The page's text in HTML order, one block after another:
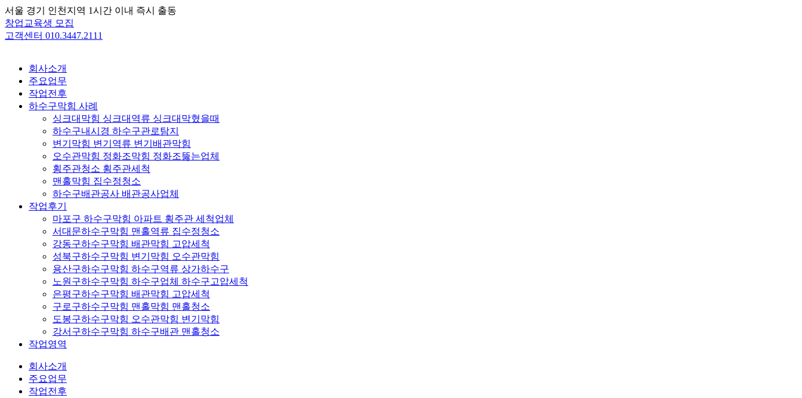
Skip
to
content
서울 경기 인천지역 1시간 이내 즉시 출동
창업교육생 모집
고객센터 010.3447.2111
회사소개
주요업무
작업전후
하수구막힘 사례
싱크대막힘 싱크대역류 싱크대막혔을때
하수구내시경 하수구관로탐지
변기막힘 변기역류 변기배관막힘
오수관막힘 정화조막힘 정화조뚫는업체
횡주관청소 횡주관세척
맨홀막힘 집수정청소
하수구배관공사 배관공사업체
작업후기
마포구 하수구막힘 아파트 횡주관 세척업체
서대문하수구막힘 맨홀역류 집수정청소
강동구하수구막힘 배관막힘 고압세척
성북구하수구막힘 변기막힘 오수관막힘
용산구하수구막힘 하수구역류 상가하수구
노원구하수구막힘 하수구업체 하수구고압세척
은평구하수구막힘 배관막힘 고압세척
구로구하수구막힘 맨홀막힘 맨홀청소
도봉구하수구막힘 오수관막힘 변기막힘
강서구하수구막힘 하수구배관 맨홀청소
작업영역
회사소개
주요업무
작업전후